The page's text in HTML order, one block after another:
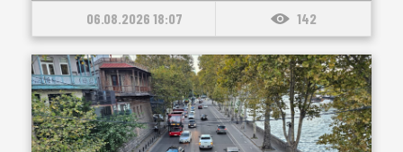
06.08.2026 18:07 142